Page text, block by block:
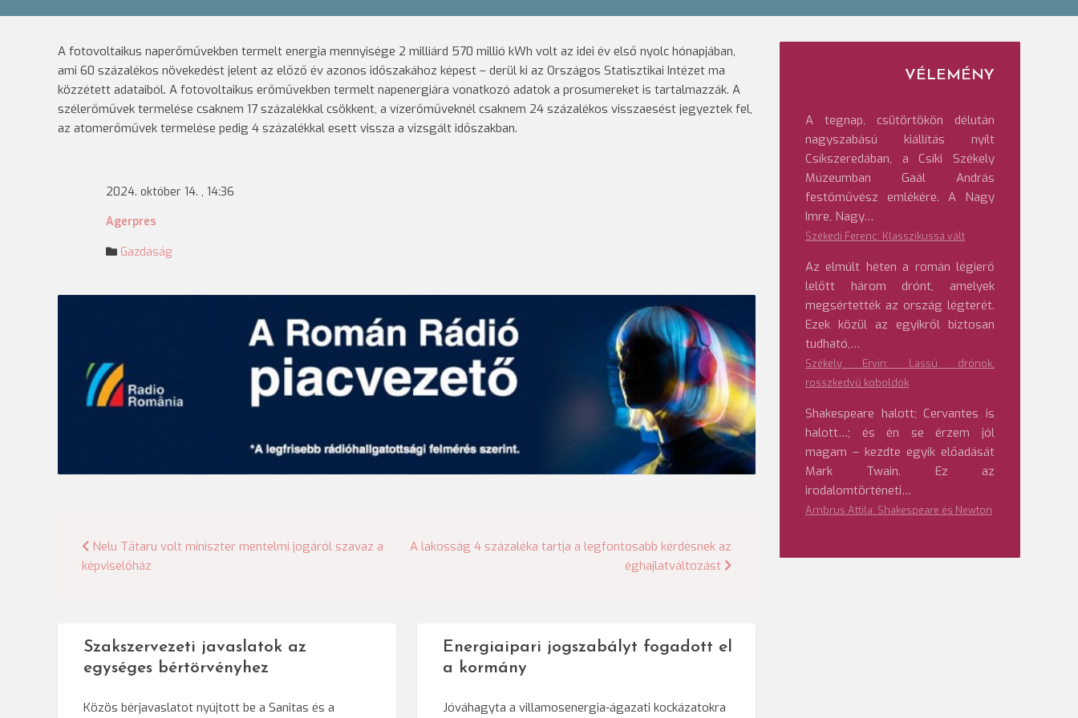
A fotovoltaikus naperőművekben termelt energia mennyisége 2 milliárd 570 millió kWh volt az idei év első nyolc hónapjában,
ami 60 százalékos növekedést jelent az előző év azonos időszakához képest – derül ki az Országos Statisztikai Intézet ma
közzétett adataiból. A fotovoltaikus erőművekben termelt napenergiára vonatkozó adatok a prosumereket is tartalmazzák. A
szélerőművek termelése csaknem 17 százalékkal csökkent, a vízerőműveknél csaknem 24 százalékos visszaesést jegyeztek fel,
az atomerőművek termelése pedig 4 százalékkal esett vissza a vizsgált időszakban.
2024. október 14. , 14:36
Agerpres
Gazdaság
Bejegyzés
navigáció
Nelu Tătaru volt miniszter mentelmi jogáról szavaz a
képviselőház
A lakosság 4 százaléka tartja a legfontosabb kérdésnek az
éghajlatváltozást
Szakszervezeti javaslatok az
egységes bértörvényhez
Közös bérjavaslatot nyújtott be a Sanitas és a
Energiaipari jogszabályt fogadott el
a kormány
Jóváhagyta a villamosenergia-ágazati kockázatokra
VÉLEMÉNY
A tegnap, csütörtökön délután
nagyszabású kiállítás nyílt
Csíkszeredában, a Csíki Székely
Múzeumban Gaál András
festőművész emlékére. A Nagy
Imre, Nagy…
Székedi Ferenc: Klasszikussá vált
Az elmúlt héten a román légierő
lelőtt három drónt, amelyek
megsértették az ország légterét.
Ezek közül az egyikről biztosan
tudható,…
Székely Ervin: Lassú drónok,
rosszkedvű koboldok
Shakespeare halott; Cervantes is
halott…; és én se érzem jól
magam – kezdte egyik előadását
Mark Twain. Ez az
irodalomtörténeti…
Ambrus Attila: Shakespeare és Newton